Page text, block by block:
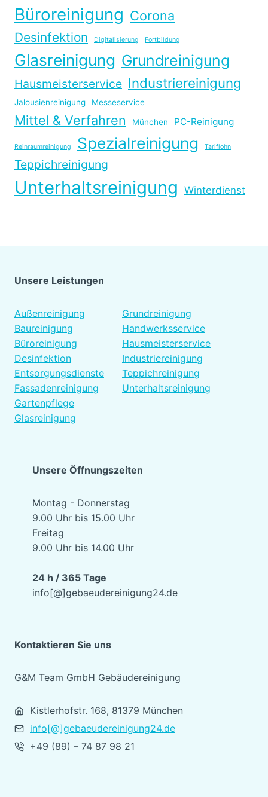
Büroreinigung Corona
Desinfektion Digitalisierung Fortbildung
Glasreinigung Grundreinigung
Hausmeisterservice Industriereinigung
Jalousienreinigung Messeservice
Mittel & Verfahren München PC-Reinigung
Reinraumreinigung Spezialreinigung Tariflohn
Teppichreinigung
Unterhaltsreinigung Winterdienst
Unsere Leistungen
Außenreinigung
Baureinigung
Büroreinigung
Desinfektion
Entsorgungsdienste
Fassadenreinigung
Gartenpflege
Glasreinigung
Grundreinigung
Handwerksservice
Hausmeisterservice
Industriereinigung
Teppichreinigung
Unterhaltsreinigung
Unsere Öffnungszeiten
Montag - Donnerstag
9.00 Uhr bis 15.00 Uhr
Freitag
9.00 Uhr bis 14.00 Uhr
24 h / 365 Tage
info[@]gebaeudereinigung24.de
Kontaktieren Sie uns
G&M Team GmbH Gebäudereinigung
Kistlerhofstr. 168, 81379 München
info[@]gebaeudereinigung24.de
+49 (89) – 74 87 98 21